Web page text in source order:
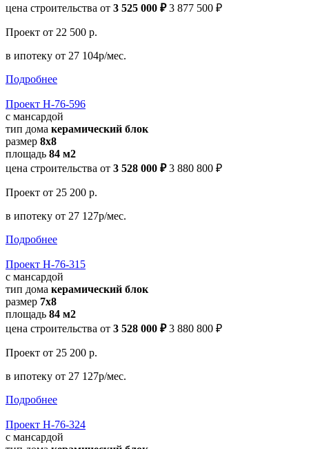
цена строительства от 3 525 000 ₽ 3 877 500 ₽
Проект от 22 500 р.
в ипотеку от 27 104р/мес.
Подробнее
Проект Н-76-596
с мансардой
тип дома керамический блок
размер 8х8
площадь 84 м2
цена строительства от 3 528 000 ₽ 3 880 800 ₽
Проект от 25 200 р.
в ипотеку от 27 127р/мес.
Подробнее
Проект Н-76-315
с мансардой
тип дома керамический блок
размер 7x8
площадь 84 м2
цена строительства от 3 528 000 ₽ 3 880 800 ₽
Проект от 25 200 р.
в ипотеку от 27 127р/мес.
Подробнее
Проект Н-76-324
с мансардой